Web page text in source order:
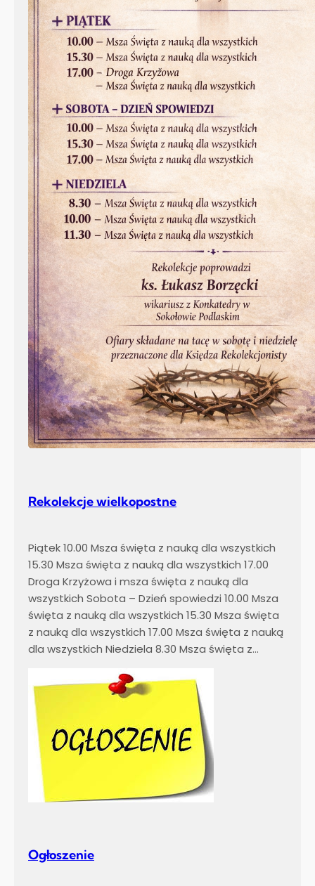
Rekolekcje wielkopostne
Piątek 10.00 Msza święta z nauką dla wszystkich
15.30 Msza święta z nauką dla wszystkich 17.00
Droga Krzyżowa i msza święta z nauką dla
wszystkich Sobota – Dzień spowiedzi 10.00 Msza
święta z nauką dla wszystkich 15.30 Msza święta
z nauką dla wszystkich 17.00 Msza święta z nauką
dla wszystkich Niedziela 8.30 Msza święta z…
Ogłoszenie